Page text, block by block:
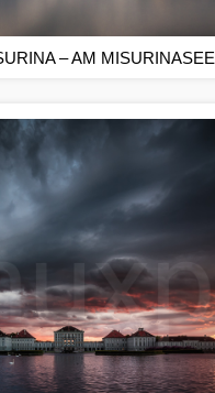
– AM MISURINASEE